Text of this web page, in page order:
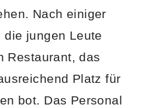
Nach einiger
die jungen Leute
Restaurant, das
Platz für
bot. Das Personal